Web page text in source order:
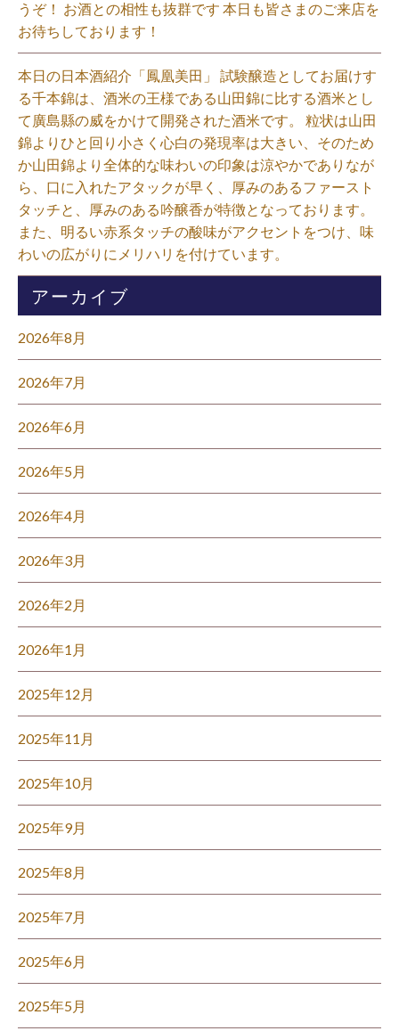
うぞ！ お酒との相性も抜群です 本日も皆さまのご来店を
お待ちしております！⁡
本日の日本酒紹介「鳳凰美田」 試験醸造としてお届けす
る千本錦は、酒米の王様である山田錦に比する酒米とし
て廣島縣の威をかけて開発された酒米です。 粒状は山田
錦よりひと回り小さく心白の発現率は大きい、そのため
か山田錦より全体的な味わいの印象は涼やかでありなが
ら、口に入れたアタックが早く、厚みのあるファースト
タッチと、厚みのある吟醸香が特徴となっております。
また、明るい赤系タッチの酸味がアクセントをつけ、味
わいの広がりにメリハリを付けています。⁡
アーカイブ
2026年8月
2026年7月
2026年6月
2026年5月
2026年4月
2026年3月
2026年2月
2026年1月
2025年12月
2025年11月
2025年10月
2025年9月
2025年8月
2025年7月
2025年6月
2025年5月